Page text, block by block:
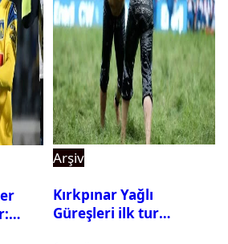
Arşiv
Kırkpınar Yağlı
Güreşleri ilk tur